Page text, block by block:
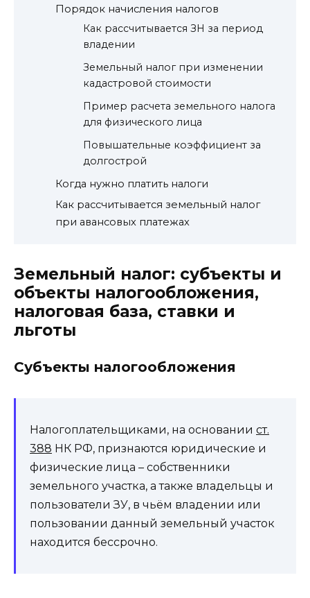
Порядок начисления налогов
Как рассчитывается ЗН за период
владении
Земельный налог при изменении
кадастровой стоимости
Пример расчета земельного налога
для физического лица
Повышательные коэффициент за
долгострой
Когда нужно платить налоги
Как рассчитывается земельный налог
при авансовых платежах
Земельный налог: субъекты и
объекты налогообложения,
налоговая база, ставки и
льготы
Субъекты налогообложения
Налогоплательщиками, на основании ст.
388 НК РФ, признаются юридические и
физические лица – собственники
земельного участка, а также владельцы и
пользователи ЗУ, в чьём владении или
пользовании данный земельный участок
находится бессрочно.